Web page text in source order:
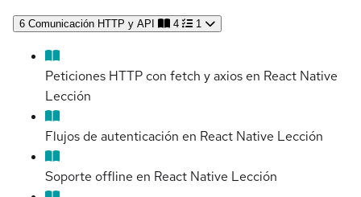
6 Comunicación HTTP y API 4 1
Peticiones HTTP con fetch y axios en React Native
Lección
Flujos de autenticación en React Native Lección
Soporte offline en React Native Lección